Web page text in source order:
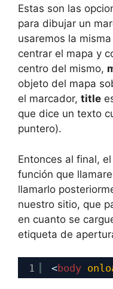
Estas son las
para dibujar un
usaremos la
centrar el mapa y
centro del mismo,
objeto del mapa
el marcador, title
que dice un texto
puntero).
Entonces al final,
función que
llamarlo
nuestro sitio, que
en cuanto se
etiqueta de
1 <body